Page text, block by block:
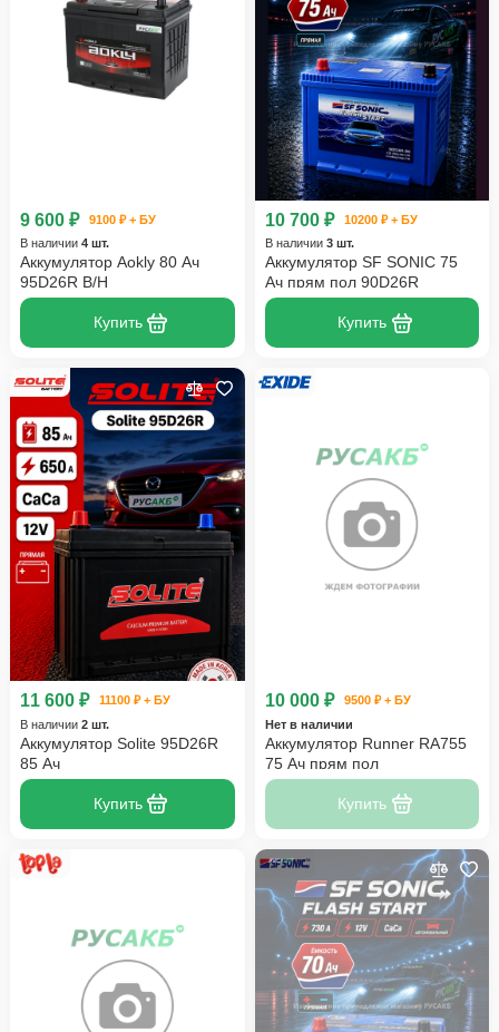
9 600 ₽
9100 ₽ + БУ
В наличии 4 шт.
Аккумулятор Aokly 80 Ач
95D26R B/H
Купить
10 700 ₽
10200 ₽ + БУ
В наличии 3 шт.
Аккумулятор SF SONIC 75
Ач прям пол 90D26R
Купить
11 600 ₽
11100 ₽ + БУ
В наличии 2 шт.
Аккумулятор Solite 95D26R
85 Ач
Купить
10 000 ₽
9500 ₽ + БУ
Нет в наличии
Аккумулятор Runner RA755
75 Ач прям пол
Купить